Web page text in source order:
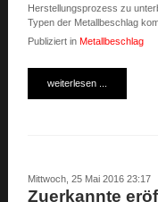
Herstellungsprozess zu
Typen der Metallbeschlag
Publiziert in Metallbeschlag
weiterlesen ...
Mittwoch, 25 Mai 2016 23:17
Zuerkannte